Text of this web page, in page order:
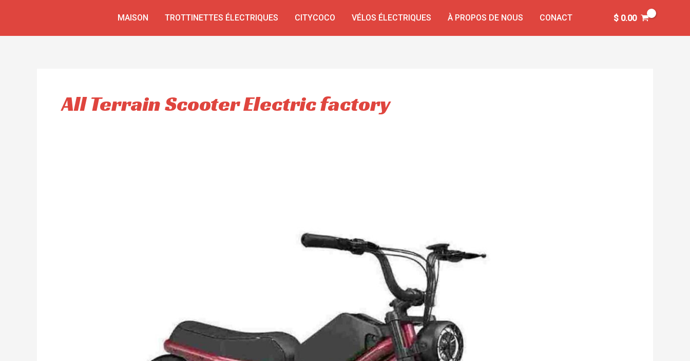
MAISON TROTTINETTES ÉLECTRIQUES CITYCOCO VÉLOS ÉLECTRIQUES À PROPOS DE NOUS CONACT $0.00
All Terrain Scooter Electric factory